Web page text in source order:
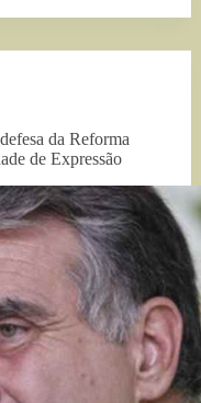
da Reforma
de Expressão